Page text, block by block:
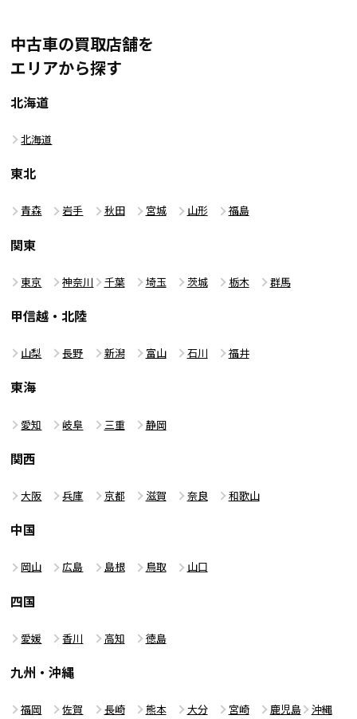
中古車の買取店舗を
エリアから探す
北海道
北海道
東北
青森 岩手 秋田 宮城 山形 福島
関東
東京 神奈川 千葉 埼玉 茨城 栃木 群馬
甲信越・北陸
山梨 長野 新潟 富山 石川 福井
東海
愛知 岐阜 三重 静岡
関西
大阪 兵庫 京都 滋賀 奈良 和歌山
中国
岡山 広島 島根 鳥取 山口
四国
愛媛 香川 高知 徳島
九州・沖縄
福岡 佐賀 長崎 熊本 大分 宮崎 鹿児島 沖縄